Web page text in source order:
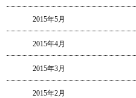
2015年5月
2015年4月
2015年3月
2015年2月